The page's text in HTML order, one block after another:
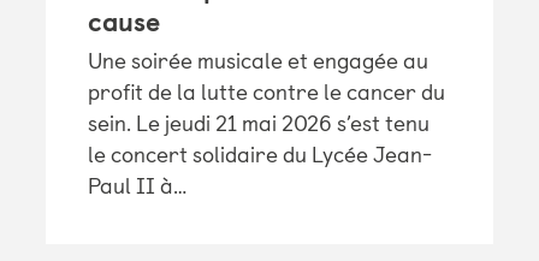
cause
Une soirée musicale et engagée au
profit de la lutte contre le cancer du
sein. Le jeudi 21 mai 2026 s’est tenu
le concert solidaire du Lycée Jean-
Paul II à…